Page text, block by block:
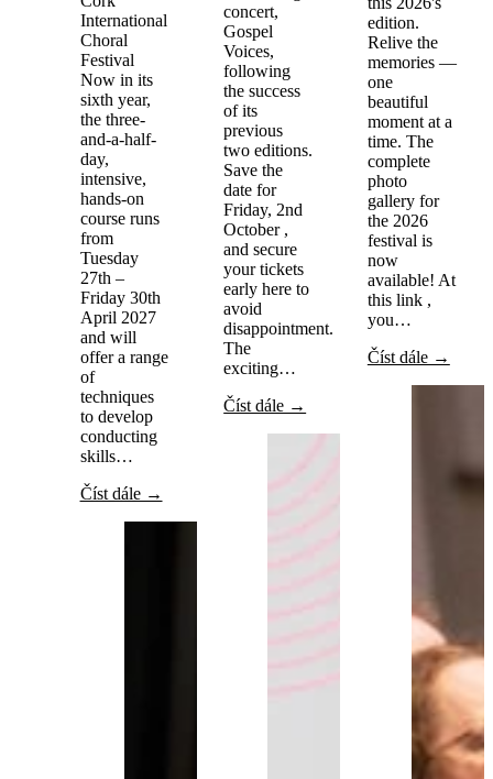
International
Choral
Festival
Now in its
sixth year,
the three-
and-a-half-
day,
intensive,
hands-on
course runs
from
Tuesday
27th –
Friday 30th
April 2027
and will
offer a range
of
techniques
to develop
conducting
skills…
Číst dále →
concert,
Gospel
Voices,
following
the success
of its
previous
two editions.
Save the
date for
Friday, 2nd
October ,
and secure
your tickets
early here to
avoid
disappointment.
The
exciting…
Číst dále →
edition.
Relive the
memories —
one
beautiful
moment at a
time. The
complete
photo
gallery for
the 2026
festival is
now
available! At
this link ,
you…
Číst dále →